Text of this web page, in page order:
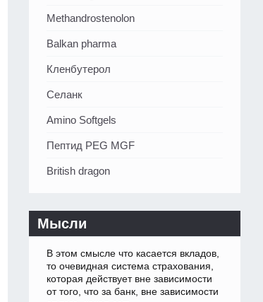
Methandrostenolon
Balkan pharma
Кленбутерол
Селанк
Amino Softgels
Пептид PEG MGF
British dragon
Мысли
В этом смысле что касается вкладов,
то очевидная система страхования,
которая действует вне зависимости
от того, что за банк, вне зависимости